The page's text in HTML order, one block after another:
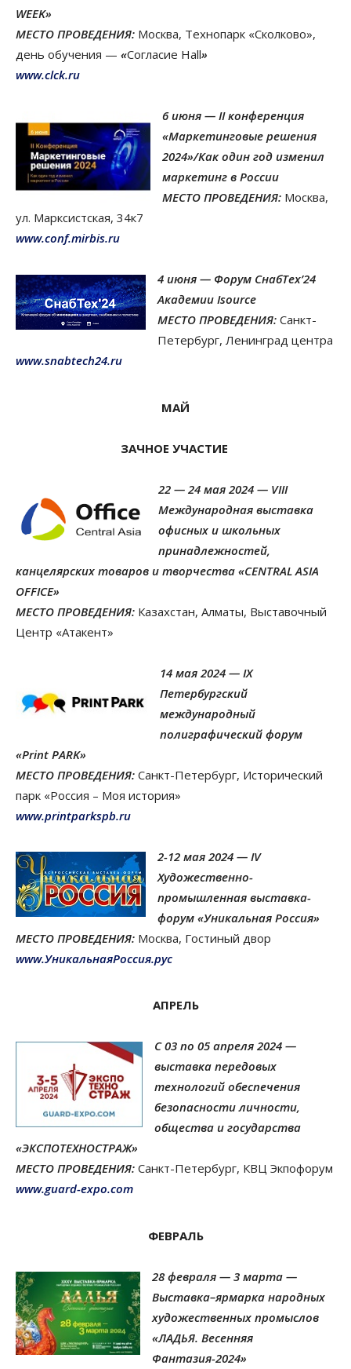
WEEK»
МЕСТО ПРОВЕДЕНИЯ: Москва, Технопарк «Сколково»,
день обучения — «Согласие Hall»
www.clck.ru
6 июня — II конференция
«Маркетинговые решения
2024»/Как один год изменил
маркетинг в России
МЕСТО ПРОВЕДЕНИЯ: Москва,
ул. Марксистская, 34к7
www.conf.mirbis.ru
4 июня — Форум СнабТех’24
Академии Isource
МЕСТО ПРОВЕДЕНИЯ: Санкт-
Петербург, Ленинград центра
www.snabtech24.ru
МАЙ
ЗАЧНОЕ УЧАСТИЕ
22 — 24 мая 2024 — VIII
Международная выставка
офисных и школьных
принадлежностей,
канцелярских товаров и творчества «CENTRAL ASIA
OFFICE»
МЕСТО ПРОВЕДЕНИЯ: Казахстан, Алматы, Выставочный
Центр «Атакент»
14 мая 2024 — IX
Петербургский
международный
полиграфический форум
«Print PARK»
МЕСТО ПРОВЕДЕНИЯ: Санкт-Петербург, Исторический
парк «Россия – Моя история»
www.printparkspb.ru
2-12 мая 2024 — IV
Художественно-
промышленная выставка-
форум «Уникальная Россия»
МЕСТО ПРОВЕДЕНИЯ: Москва, Гостиный двор
www.УникальнаяРоссия.рус
АПРЕЛЬ
С 03 по 05 апреля 2024 —
выставка передовых
технологий обеспечения
безопасности личности,
общества и государства
«ЭКСПОТЕХНОСТРАЖ»
МЕСТО ПРОВЕДЕНИЯ: Санкт-Петербург, КВЦ Экпофорум
www.guard-expo.com
ФЕВРАЛЬ
28 февраля — 3 марта —
Выставка–ярмарка народных
художественных промыслов
«ЛАДЬЯ. Весенняя
Фантазия-2024»